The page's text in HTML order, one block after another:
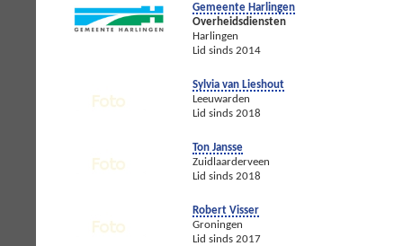
Gemeente Harlingen
Overheidsdiensten
Harlingen
Lid sinds 2014
Sylvia van Lieshout
Leeuwarden
Lid sinds 2018
Ton Jansse
Zuidlaarderveen
Lid sinds 2018
Robert Visser
Groningen
Lid sinds 2017